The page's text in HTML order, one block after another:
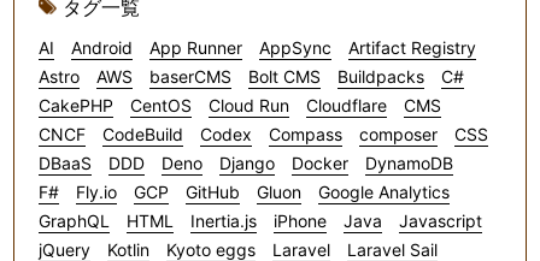
タグ一覧
AI Android App Runner AppSync
Artifact Registry
Astro
AWS baserCMS Bolt CMS Buildpacks
C#
CakePHP
CentOS Cloud Run Cloudflare
CMS
CNCF
CodeBuild Codex Compass composer
CSS
DBaaS
DDD Deno Django Docker
DynamoDB
F#
Fly.io GCP GitHub Gluon
Google Analytics
GraphQL
HTML Inertia.js iPhone Java
Javascript
jQuery
Kotlin Kyoto eggs Laravel
Laravel Sail